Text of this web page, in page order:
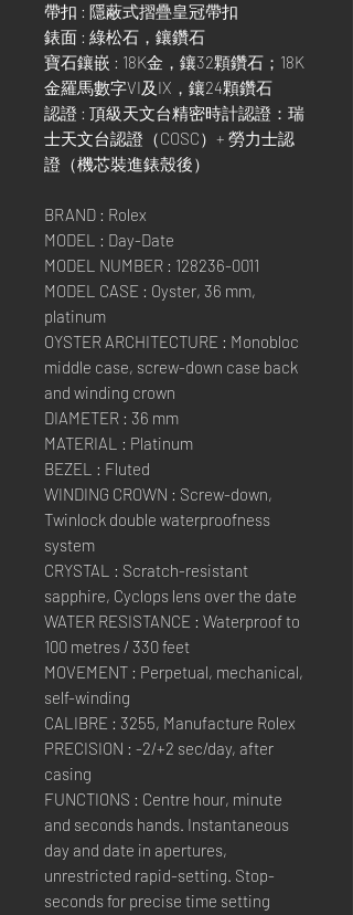
帶扣 : 隱蔽式摺疊皇冠帶扣
錶面 : 綠松石，鑲鑽石
寶石鑲嵌 : 18K金，鑲32顆鑽石；18K
金羅馬數字VI及IX，鑲24顆鑽石
認證 : 頂級天文台精密時計認證：瑞
士天文台認證（COSC）+ 勞力士認
證（機芯裝進錶殼後）
BRAND : Rolex
MODEL : Day-Date
MODEL NUMBER : 128236-0011
MODEL CASE : Oyster, 36 mm,
platinum
OYSTER ARCHITECTURE : Monobloc
middle case, screw-down case back
and winding crown
DIAMETER : 36 mm
MATERIAL : Platinum
BEZEL : Fluted
WINDING CROWN : Screw-down,
Twinlock double waterproofness
system
CRYSTAL : Scratch-resistant
sapphire, Cyclops lens over the date
WATER RESISTANCE : Waterproof to
100 metres / 330 feet
MOVEMENT : Perpetual, mechanical,
self-winding
CALIBRE : 3255, Manufacture Rolex
PRECISION : -2/+2 sec/day, after
casing
FUNCTIONS : Centre hour, minute
and seconds hands. Instantaneous
day and date in apertures,
unrestricted rapid-setting. Stop-
seconds for precise time setting